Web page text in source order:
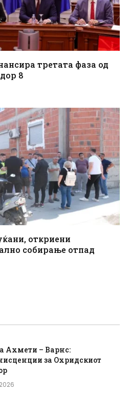
третата фаза од
8
откриени
собирање отпад
Ахмети – Варнс:
за Охридскиот